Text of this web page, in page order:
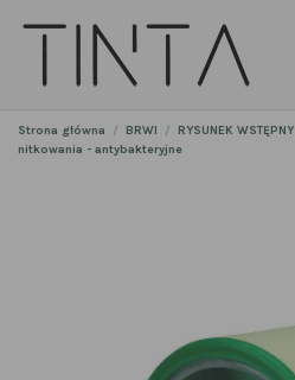
Strona główna BRWI RYSUNEK WSTĘPNY
nitkowania - antybakteryjne